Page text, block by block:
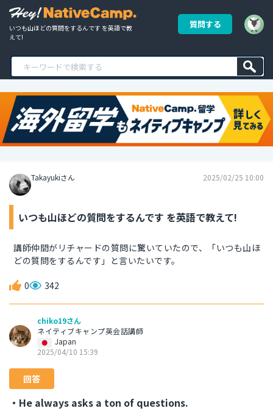
いつも山ほどの質問をするんです を英語で教
えて!
質問する
Takayukiさん 2025/02/25 10:00
いつも山ほどの質問をするんです を英語で教えて!
講師仲間がリチャードの質問に驚いていたので、「いつも山ほ
どの質問をするんです」と言いたいです。
0 342
chiko19さん
ネイティブキャンプ英会話講師
Japan
2025/04/10 15:39
回答
・He always asks a ton of questions.